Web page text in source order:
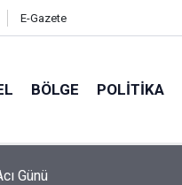
E-Gazete
BÖLGE POLITIKA
Günü